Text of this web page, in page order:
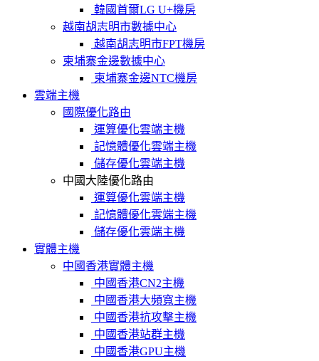
韓國首爾LG U+機房
越南胡志明市數據中心
越南胡志明市FPT機房
柬埔寨金邊數據中心
柬埔寨金邊NTC機房
雲端主機
國際優化路由
運算優化雲端主機
記憶體優化雲端主機
儲存優化雲端主機
中國大陸優化路由
運算優化雲端主機
記憶體優化雲端主機
儲存優化雲端主機
實體主機
中國香港實體主機
中國香港CN2主機
中國香港大頻寬主機
中國香港抗攻擊主機
中國香港站群主機
中國香港GPU主機